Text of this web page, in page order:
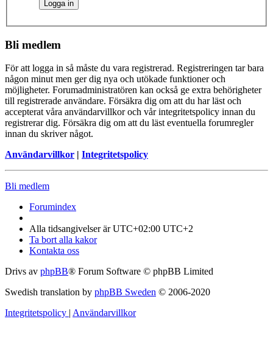
Bli medlem
För att logga in så måste du vara registrerad. Registreringen tar bara
någon minut men ger dig nya och utökade funktioner och
möjligheter. Forumadministratören kan också ge extra behörigheter
till registrerade användare. Försäkra dig om att du har läst och
accepterat våra användarvillkor och vår integritetspolicy innan du
registrerar dig. Försäkra dig om att du läst eventuella forumregler
innan du skriver något.
Användarvillkor | Integritetspolicy
Bli medlem
Forumindex
Alla tidsangivelser är UTC+02:00 UTC+2
Ta bort alla kakor
Kontakta oss
Drivs av phpBB® Forum Software © phpBB Limited
Swedish translation by phpBB Sweden © 2006-2020
Integritetspolicy | Användarvillkor